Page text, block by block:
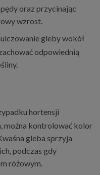
oraz przycinając
wzrost.
gleby wokół
odpowiednią
hortensji
można kontrolować kolor
gleba sprzyja
podczas gdy
różowym.